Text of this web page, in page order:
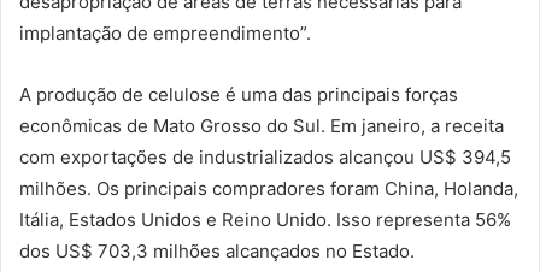
implantação de empreendimento”.
A produção de celulose é uma das principais forças
econômicas de Mato Grosso do Sul. Em janeiro, a receita
com exportações de industrializados alcançou US$ 394,5
milhões. Os principais compradores foram China, Holanda,
Itália, Estados Unidos e Reino Unido. Isso representa 56%
dos US$ 703,3 milhões alcançados no Estado.